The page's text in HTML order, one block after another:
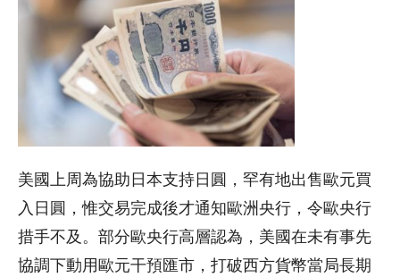
美國上周為協助日本支持日圓，罕有地出售歐元買
入日圓，惟交易完成後才通知歐洲央行，令歐央行
措手不及。部分歐央行高層認為，美國在未有事先
協調下動用歐元干預匯市，打破西方貨幣當局長期